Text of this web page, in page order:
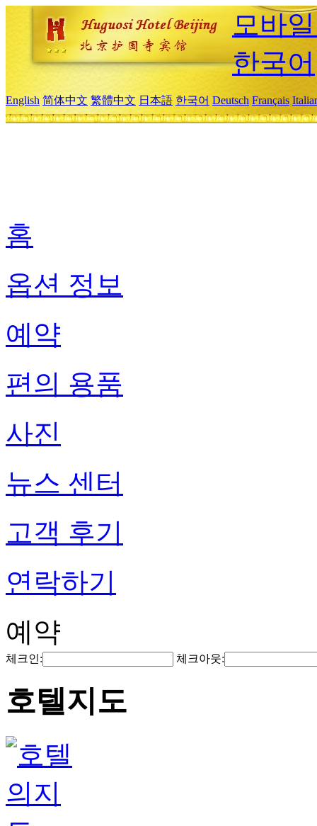
모바
한국어
English 简体中文 繁體中文 日本語 한국어 Deutsch Français
홈
옵션 정보
예약
편의 용품
사진
뉴스 센터
고객 후기
연락하기
예약
체크인: 체크아웃:
호텔지도